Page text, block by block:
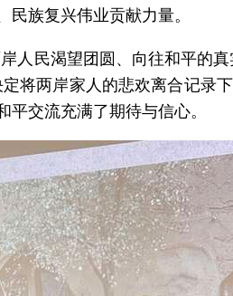
族复兴伟业贡献力量。
民渴望团圆、向往和平的真
将两岸家人的悲欢离合记录
交流充满了期待与信心。